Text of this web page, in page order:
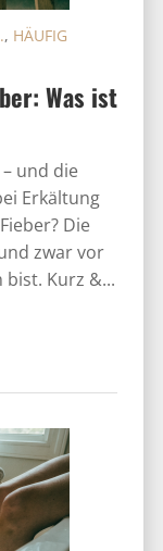
Was ist
, HÄUFIG
und die
Erkältung
Die
zwar vor
Kurz &...